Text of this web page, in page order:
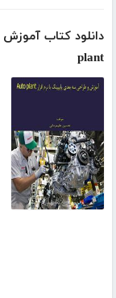
plant